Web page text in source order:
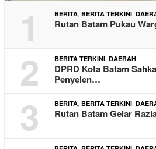
1 BERITA BERITA TERKINI
Rutan Batam Pukau
2 BERITA TERKINI DAERAH
DPRD Kota Batam
Penyelen…
3 BERITA BERITA TERKINI
Rutan Batam Gelar